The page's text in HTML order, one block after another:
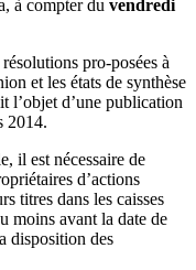
à compter du vendredi
pro-posées à
et les états de synthèse
l’objet d’une publication
2014.
il est nécessaire de
d’actions
titres dans les caisses
moins avant la date de
disposition des